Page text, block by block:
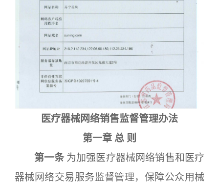
医疗器械网络销售监督管理办法
第一章 总 则
第一条 为加强医疗器械网络销售和医疗
器械网络交易服务监督管理，保障公众用械